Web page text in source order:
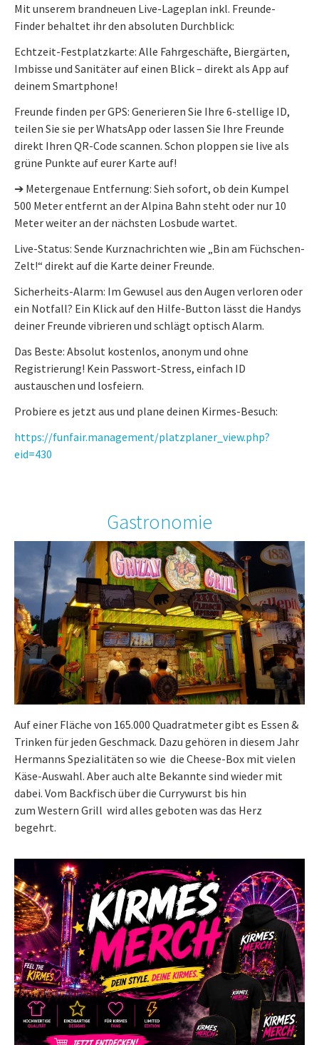
Mit unserem brandneuen Live-Lageplan inkl. Freunde-
Finder behaltet ihr den absoluten Durchblick:
Echtzeit-Festplatzkarte: Alle Fahrgeschäfte, Biergärten,
Imbisse und Sanitäter auf einen Blick – direkt als App auf
deinem Smartphone!
Freunde finden per GPS: Generieren Sie Ihre 6-stellige ID,
teilen Sie sie per WhatsApp oder lassen Sie Ihre Freunde
direkt Ihren QR-Code scannen. Schon ploppen sie live als
grüne Punkte auf eurer Karte auf!
➔ Metergenaue Entfernung: Sieh sofort, ob dein Kumpel
500 Meter entfernt an der Alpina Bahn steht oder nur 10
Meter weiter an der nächsten Losbude wartet.
Live-Status: Sende Kurznachrichten wie „Bin am Füchschen-
Zelt!“ direkt auf die Karte deiner Freunde.
Sicherheits-Alarm: Im Gewusel aus den Augen verloren oder
ein Notfall? Ein Klick auf den Hilfe-Button lässt die Handys
deiner Freunde vibrieren und schlägt optisch Alarm.
Das Beste: Absolut kostenlos, anonym und ohne
Registrierung! Kein Passwort-Stress, einfach ID
austauschen und losfeiern.
Probiere es jetzt aus und plane deinen Kirmes-Besuch:
https://funfair.management/platzplaner_view.php?
eid=430
Gastronomie
Auf einer Fläche von 165.000 Quadratmeter gibt es Essen &
Trinken für jeden Geschmack. Dazu gehören in diesem Jahr
Hermanns Spezialitäten so wie die Cheese-Box mit vielen
Käse-Auswahl. Aber auch alte Bekannte sind wieder mit
dabei. Vom Backfisch über die Currywurst bis hin
zum Western Grill wird alles geboten was das Herz
begehrt.